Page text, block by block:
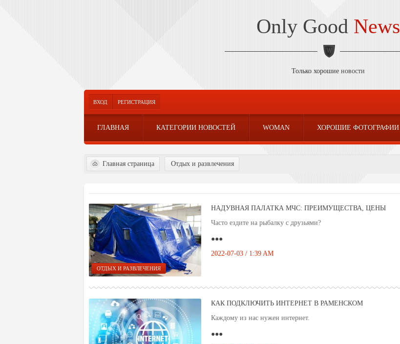
Only Good News
Только хорошие новости
ВХОД РЕГИСТРАЦИЯ
ГЛАВНАЯ КАТЕГОРИИ НОВОСТЕЙ WOMAN ХОРОШИЕ ФОТОГРАФИИ
Главная страница Отдых и развлечения
ОТДЫХ И РАЗВЛЕЧЕНИЯ
НАДУВНАЯ ПАЛАТКА МЧС: ПРЕИМУЩЕСТВА, ЦЕНЫ
Часто ездите на рыбалку с друзьями?
●●●
2022-07-03 / 1:39 AM
КАК ПОДКЛЮЧИТЬ ИНТЕРНЕТ В РАМЕНСКОМ
Каждому из нас нужен интернет.
●●●